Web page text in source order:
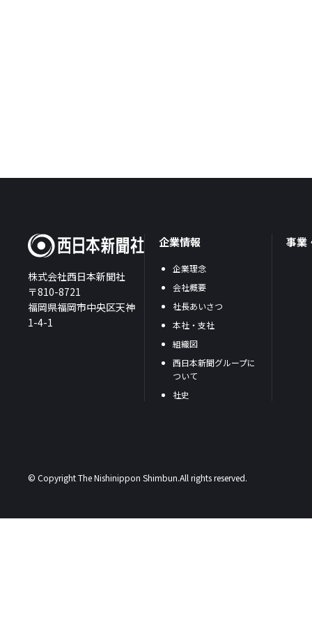
株式会社西日本新聞社
〒810-8721
福岡県福岡市中央区天神
1-4-1
企業情報
企業理念
会社概要
社長あいさつ
本社・支社
組織図
西日本新聞グループに
ついて
社史
事業
© Copyright The Nishinippon Shimbun.All rights reserved.